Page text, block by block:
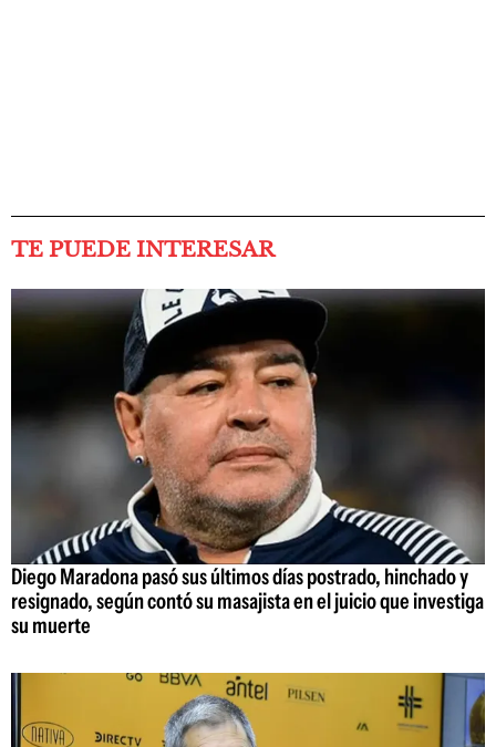
TE PUEDE INTERESAR
Diego Maradona pasó sus últimos días postrado, hinchado y
resignado, según contó su masajista en el juicio que investiga
su muerte